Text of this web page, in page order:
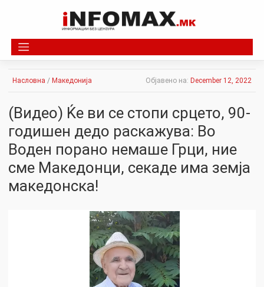
Насловна / Македонија Објавено на: December 12, 2022
(Видео) Ќе ви се стопи срцето, 90-
годишен дедо раскажува: Во
Воден порано немаше Грци, ние
сме Македонци, секаде има земја
македонска!